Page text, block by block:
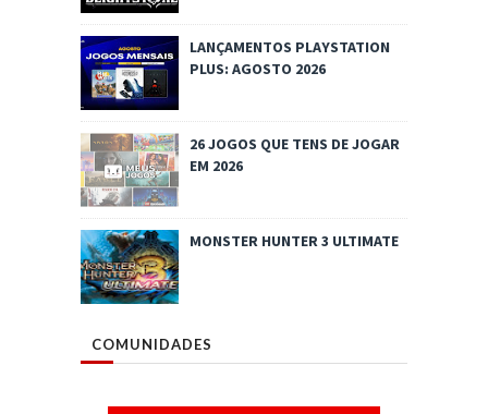
LANÇAMENTOS PLAYSTATION
PLUS: AGOSTO 2026
26 JOGOS QUE TENS DE JOGAR
EM 2026
MONSTER HUNTER 3 ULTIMATE
COMUNIDADES